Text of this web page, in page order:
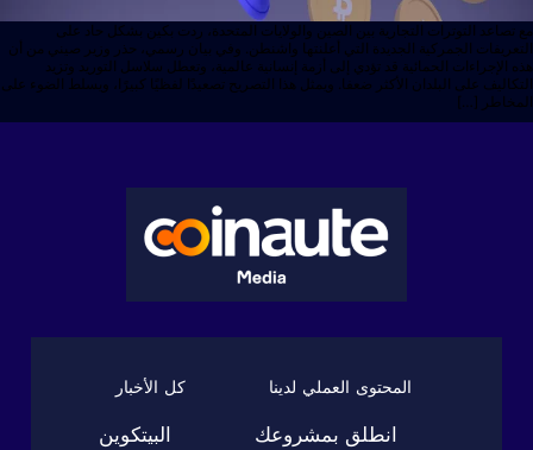
التوترات التجارية بين الصين والولايات المتحدة، ردت بكين بشكل حاد على
الجمركية الجديدة التي أعلنتها واشنطن. وفي بيان رسمي، حذر وزير صيني من أن
الإجراءات الحمائية قد تؤدي إلى أزمة إنسانية عالمية، وتعطل سلاسل التوريد وتزيد
على البلدان الأكثر ضعفا. ويمثل هذا التصريح تصعيدًا لفظيًا كبيرًا، ويسلط الضوء على
[…]
كل الأخبار
البيتكوين
المحتوى العملي لدينا
انطلق بمشروعك